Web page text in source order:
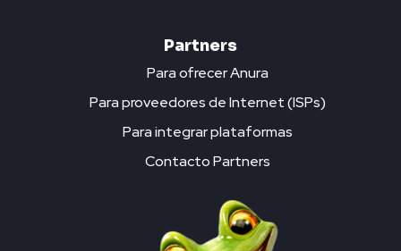
Partners
Para ofrecer Anura
Para proveedores de Internet (ISPs)
Para integrar plataformas
Contacto Partners